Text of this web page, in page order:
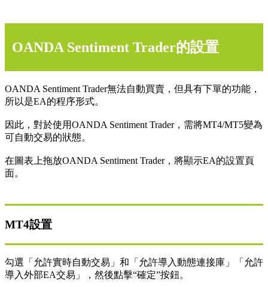
OANDA Sentiment Trader的設置
OANDA Sentiment Trader無法自動買賣，但具有下單的功能，
所以是EA的程序形式。
因此，對於使用OANDA Sentiment Trader，需將MT4/MT5變為
可自動交易的狀態。
在圖表上拖放OANDA Sentiment Trader，將顯示EA的設置頁
面。
MT4設置
勾選「允許實時自動交易」和「允許導入動態連接庫」「允許
導入外部EA交易」，然後點擊“確定”按鈕。